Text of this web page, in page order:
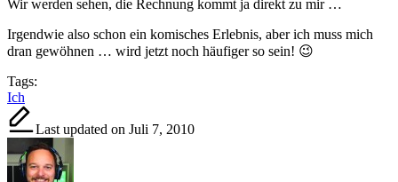
Wir werden sehen, die Rechnung kommt ja direkt zu mir …
Irgendwie also schon ein komisches Erlebnis, aber ich muss mich
dran gewöhnen … wird jetzt noch häufiger so sein! 😉
Tags:
Ich
Last updated on Juli 7, 2010